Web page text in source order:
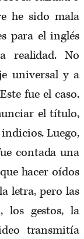
he sido mala
para el inglés
realidad. No
universal y a
fue el caso.
el título,
Luego,
contada una
hacer oídos
letra, pero las
los gestos, la
transmitía